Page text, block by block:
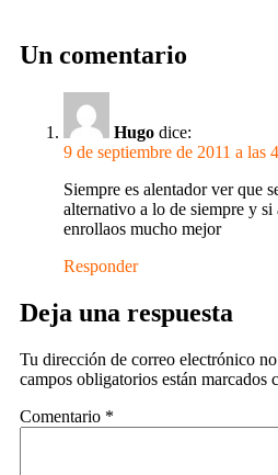
Un comentario
Hugo dice:
9 de septiembre de 2011 a las
Siempre es alentador ver que
alternativo a lo de siempre y si
enrollaos mucho mejor
Responder
Deja una respuesta
Tu dirección de correo electrónico
campos obligatorios están marcados
Comentario *